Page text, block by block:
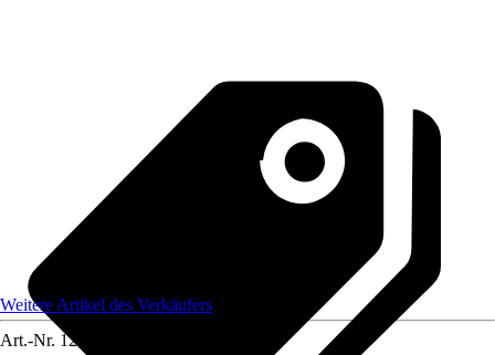
Weitere Artikel des Verkäufers
Art.-Nr. 12583263